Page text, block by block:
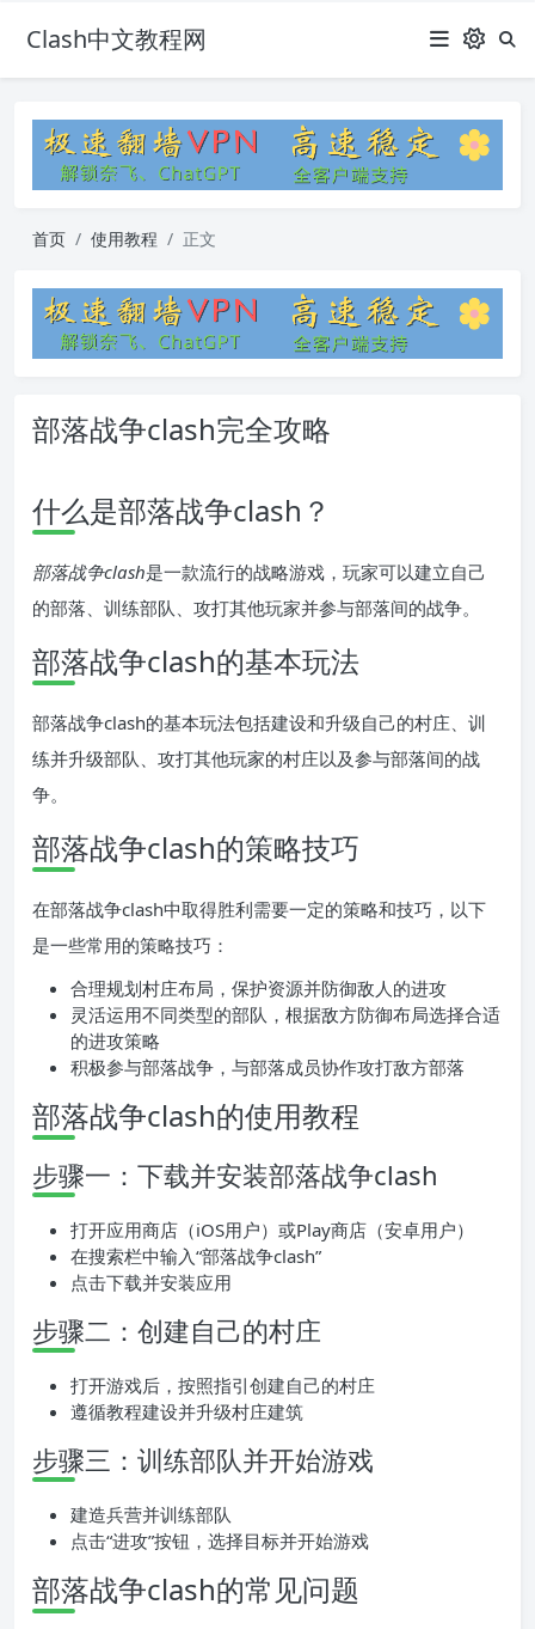
Clash中文教程网
首页 使用教程 正文
部落战争clash完全攻略
什么是部落战争clash？
部落战争clash是一款流行的战略游戏，玩家可以建立自己
的部落、训练部队、攻打其他玩家并参与部落间的战争。
部落战争clash的基本玩法
部落战争clash的基本玩法包括建设和升级自己的村庄、训
练并升级部队、攻打其他玩家的村庄以及参与部落间的战
争。
部落战争clash的策略技巧
在部落战争clash中取得胜利需要一定的策略和技巧，以下
是一些常用的策略技巧：
合理规划村庄布局，保护资源并防御敌人的进攻
灵活运用不同类型的部队，根据敌方防御布局选择合适
的进攻策略
积极参与部落战争，与部落成员协作攻打敌方部落
部落战争clash的使用教程
步骤一：下载并安装部落战争clash
打开应用商店（iOS用户）或Play商店（安卓用户）
在搜索栏中输入“部落战争clash”
点击下载并安装应用
步骤二：创建自己的村庄
打开游戏后，按照指引创建自己的村庄
遵循教程建设并升级村庄建筑
步骤三：训练部队并开始游戏
建造兵营并训练部队
点击“进攻”按钮，选择目标并开始游戏
部落战争clash的常见问题